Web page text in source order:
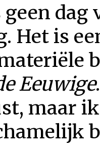
dag
Het is
Eeuwige
maar